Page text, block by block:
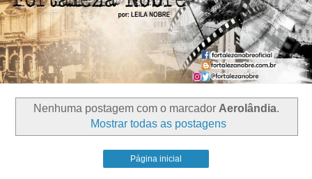
Nenhuma postagem com o marcador Aerolândia.
Mostrar todas as postagens
Página inicial